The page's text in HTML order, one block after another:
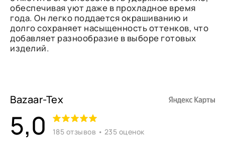
обеспечивая уют даже в прохладное время
года. Он легко поддается окрашиванию и
долго сохраняет насыщенность оттенков, что
добавляет разнообразие в выборе готовых
изделий.
Bazaar-Tex
5,0 185 отзывов • 235 оценок